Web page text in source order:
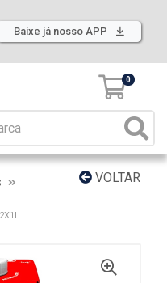
Baixe já nosso APP
0
VOLTAR